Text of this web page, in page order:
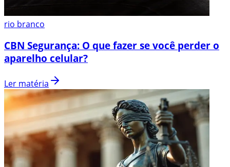
rio branco
CBN Segurança: O que fazer se você perder o
aparelho celular?
Ler matéria